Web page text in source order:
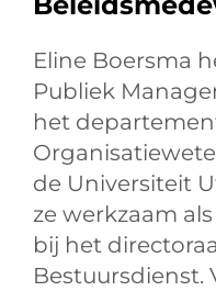
Eline Boersma
Publiek
het
de Universiteit
ze werkzaam
bij het
Bestuursdienst.